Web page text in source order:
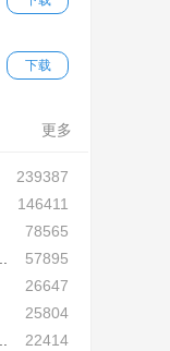
下载
更多
239387
146411
78565
57895
26647
25804
22414